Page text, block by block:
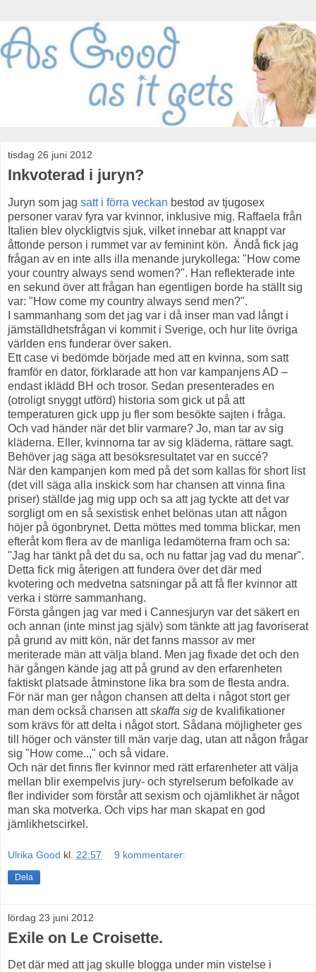
tisdag 26 juni 2012
Inkvoterad i juryn?
Juryn som jag satt i förra veckan bestod av tjugosex
personer varav fyra var kvinnor, inklusive mig. Raffaela från
Italien blev olyckligtvis sjuk, vilket innebar att knappt var
åttonde person i rummet var av feminint kön. Ändå fick jag
frågan av en inte alls illa menande jurykollega: "How come
your country always send women?". Han reflekterade inte
en sekund över att frågan han egentligen borde ha ställt sig
var: "How come my country always send men?".
I sammanhang som det jag var i då inser man vad långt i
jämställdhetsfrågan vi kommit i Sverige, och hur lite övriga
världen ens funderar över saken.
Ett case vi bedömde började med att en kvinna, som satt
framför en dator, förklarade att hon var kampanjens AD –
endast iklädd BH och trosor. Sedan presenterades en
(otroligt snyggt utförd) historia som gick ut på att
temperaturen gick upp ju fler som besökte sajten i fråga.
Och vad händer när det blir varmare? Jo, man tar av sig
kläderna. Eller, kvinnorna tar av sig kläderna, rättare sagt.
Behöver jag säga att besöksresultatet var en succé?
När den kampanjen kom med på det som kallas för short list
(det vill säga alla inskick som har chansen att vinna fina
priser) ställde jag mig upp och sa att jag tyckte att det var
sorgligt om en så sexistisk enhet belönas utan att någon
höjer på ögonbrynet. Detta möttes med tomma blickar, men
efteråt kom flera av de manliga ledamöterna fram och sa:
"Jag har tänkt på det du sa, och nu fattar jag vad du menar".
Detta fick mig återigen att fundera över det där med
kvotering och medvetna satsningar på att få fler kvinnor att
verka i större sammanhang.
Första gången jag var med i Cannesjuryn var det säkert en
och annan (inte minst jag själv) som tänkte att jag favoriserat
på grund av mitt kön, när det fanns massor av mer
meriterade män att välja bland. Men jag fixade det och den
här gången kände jag att på grund av den erfarenheten
faktiskt platsade åtminstone lika bra som de flesta andra.
För när man ger någon chansen att delta i något stort ger
man dem också chansen attskaffa sig de kvalifikationer
som krävs för att delta i något stort. Sådana möjligheter ges
till höger och vänster till män varje dag, utan att någon frågar
sig "How come..," och så vidare.
Och när det finns fler kvinnor med rätt erfarenheter att välja
mellan blir exempelvis jury- och styrelserum befolkade av
fler individer som förstår att sexism och ojämlikhet är något
man ska motverka. Och vips har man skapat en god
jämlikhetscirkel.
Ulrika Good kl. 22:57 9 kommentarer:
Dela
lördag 23 juni 2012
Exile on Le Croisette.
Det där med att jag skulle blogga under min vistelse i